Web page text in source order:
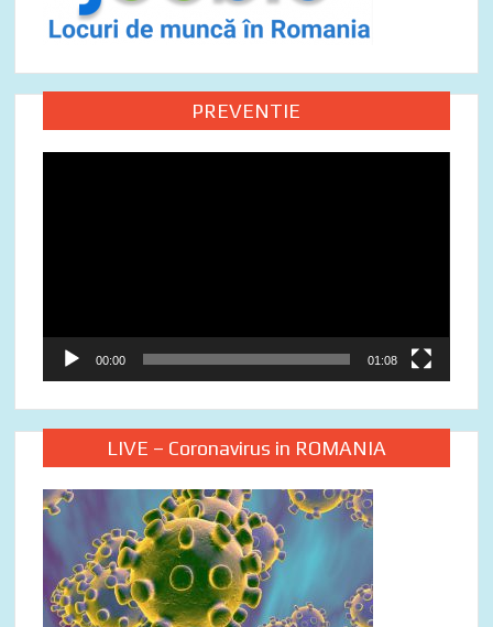
PREVENTIE
00:00 01:08
LIVE – Coronavirus in ROMANIA